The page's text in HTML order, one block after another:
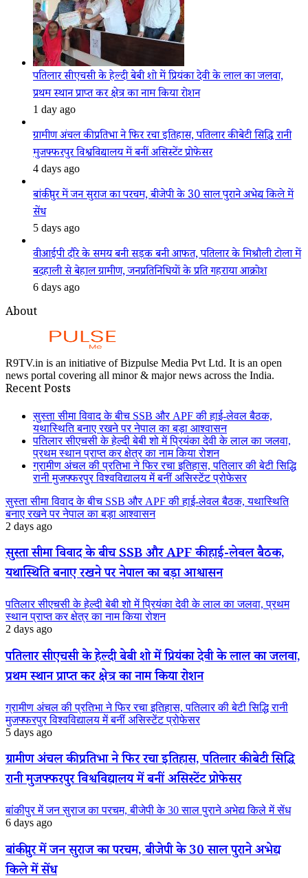
पतिलार सीएचसी के हेल्दी बेबी शो में प्रियंका देवी के लाल का जलवा,
प्रथम स्थान प्राप्त कर क्षेत्र का नाम किया रोशन
1 day ago
ग्रामीण अंचल की प्रतिभा ने फिर रचा इतिहास, पतिलार की बेटी सिद्धि रानी
मुजफ्फरपुर विश्वविद्यालय में बनीं असिस्टेंट प्रोफेसर
4 days ago
बांकीपुर में जन सुराज का परचम, बीजेपी के 30 साल पुराने अभेद्य किले में
सेंध
5 days ago
वीआईपी दौरे के समय बनी सड़क बनी आफत, पतिलार के मिश्रौली टोला में
बदहाली से बेहाल ग्रामीण, जनप्रतिनिधियों के प्रति गहराया आक्रोश
6 days ago
About
R9TV.in is an initiative of Bizpulse Media Pvt Ltd. It is an open
news portal covering all minor & major news across the India.
Recent Posts
सुस्ता सीमा विवाद के बीच SSB और APF की हाई-लेवल बैठक,
यथास्थिति बनाए रखने पर नेपाल का बड़ा आश्वासन
पतिलार सीएचसी के हेल्दी बेबी शो में प्रियंका देवी के लाल का जलवा,
प्रथम स्थान प्राप्त कर क्षेत्र का नाम किया रोशन
ग्रामीण अंचल की प्रतिभा ने फिर रचा इतिहास, पतिलार की बेटी सिद्धि
रानी मुजफ्फरपुर विश्वविद्यालय में बनीं असिस्टेंट प्रोफेसर
सुस्ता सीमा विवाद के बीच SSB और APF की हाई-लेवल बैठक, यथास्थिति
बनाए रखने पर नेपाल का बड़ा आश्वासन
2 days ago
सुस्ता सीमा विवाद के बीच SSB और APF की हाई-लेवल बैठक,
यथास्थिति बनाए रखने पर नेपाल का बड़ा आश्वासन
पतिलार सीएचसी के हेल्दी बेबी शो में प्रियंका देवी के लाल का जलवा, प्रथम
स्थान प्राप्त कर क्षेत्र का नाम किया रोशन
2 days ago
पतिलार सीएचसी के हेल्दी बेबी शो में प्रियंका देवी के लाल का जलवा,
प्रथम स्थान प्राप्त कर क्षेत्र का नाम किया रोशन
ग्रामीण अंचल की प्रतिभा ने फिर रचा इतिहास, पतिलार की बेटी सिद्धि रानी
मुजफ्फरपुर विश्वविद्यालय में बनीं असिस्टेंट प्रोफेसर
5 days ago
ग्रामीण अंचल की प्रतिभा ने फिर रचा इतिहास, पतिलार की बेटी सिद्धि
रानी मुजफ्फरपुर विश्वविद्यालय में बनीं असिस्टेंट प्रोफेसर
बांकीपुर में जन सुराज का परचम, बीजेपी के 30 साल पुराने अभेद्य किले में सेंध
6 days ago
बांकीपुर में जन सुराज का परचम, बीजेपी के 30 साल पुराने अभेद्य
किले में सेंध